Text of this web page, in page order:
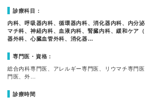
診療科目：
内科、呼吸器内科、循環器内科、消化器内科、内分
マチ科、神経内科、血液内科、腎臓内科、緩和ケア
器外科、心臓血管外科、消化器…
専門医・資格：
総合内科専門医、アレルギー専門医、リウマチ専門
門医、外…
診療時間